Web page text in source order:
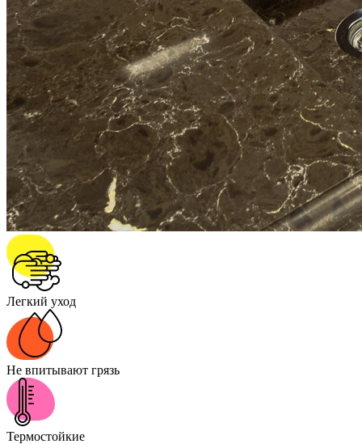
Легкий уход
Не впитывают грязь
Термостойкие